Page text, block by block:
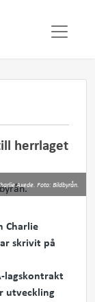
herrlaget
Axede. Foto: Bildbyrån.
Charlie
skrivit på
lagskontrakt
utveckling